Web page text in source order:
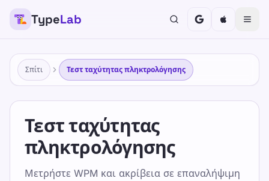
TypeLab
Σπίτι Τεστ ταχύτητας πληκτρολόγησης
Τεστ ταχύτητας
πληκτρολόγησης
Μετρήστε WPM και ακρίβεια σε επαναλήψιμη